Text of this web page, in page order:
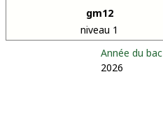
gm12
niveau 1
Année du bac
2026